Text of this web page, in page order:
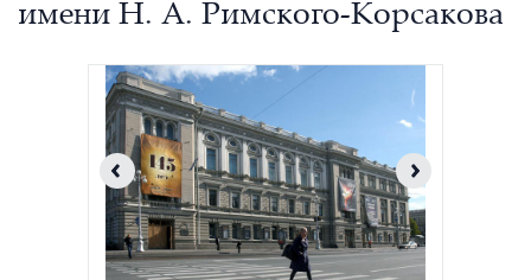
имени Н. А. Римского-Корсакова